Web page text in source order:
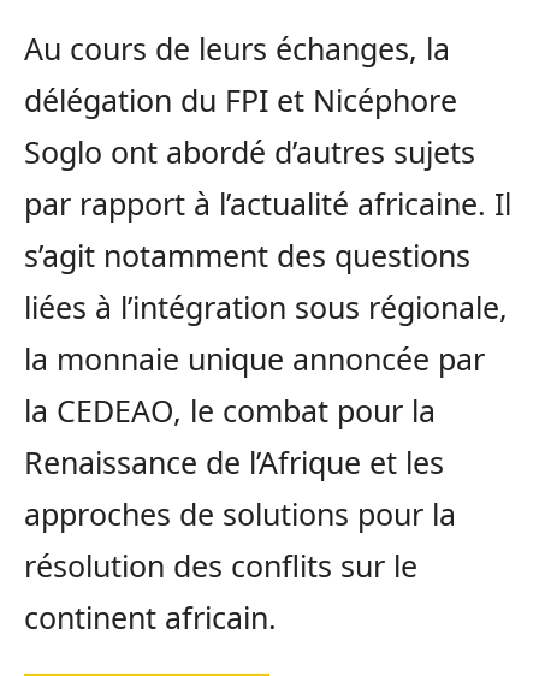
Au cours de leurs échanges, la
délégation du FPI et Nicéphore
Soglo ont abordé d’autres sujets
par rapport à l’actualité africaine. Il
s’agit notamment des questions
liées à l’intégration sous régionale,
la monnaie unique annoncée par
la CEDEAO, le combat pour la
Renaissance de l’Afrique et les
approches de solutions pour la
résolution des conflits sur le
continent africain.